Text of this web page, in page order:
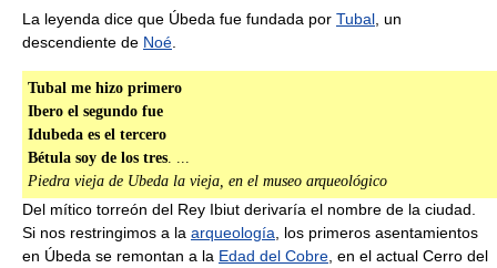
La leyenda dice que Úbeda fue fundada por Tubal , un
descendiente de Noé
Tubal me hizo primero
Ibero el segundo fue
Idubeda es el tercero
Bétula soy de los tres
Piedra vieja de Ubeda la vieja, en el museo arqueológico
Del mítico torreón del Rey Ibiut derivaría el nombre de la ciudad.
Si nos restringimos a la arqueología , los primeros asentamientos
en Úbeda se remontan a la Edad del Cobre , en el actual Cerro del